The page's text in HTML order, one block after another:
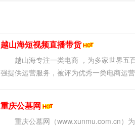
越山海短视频直播带货
越山海专注一类电商 ，为多家世界五
强提供运营服务，被评为优秀一类电商运营
重庆公墓网
重庆公墓网（www.xunmu.com.cn）